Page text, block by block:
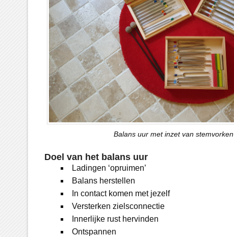
Balans uur met inzet van stemvorken
Doel van het balans uur
Ladingen ‘opruimen’
Balans herstellen
In contact komen met jezelf
Versterken zielsconnectie
Innerlijke rust hervinden
Ontspannen